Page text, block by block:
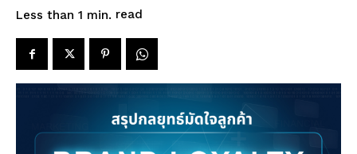
Less than 1 min. read